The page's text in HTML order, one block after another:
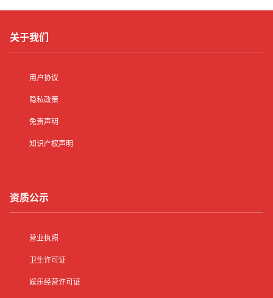
关于我们
用户协议
隐私政策
免责声明
知识产权声明
资质公示
营业执照
卫生许可证
娱乐经营许可证